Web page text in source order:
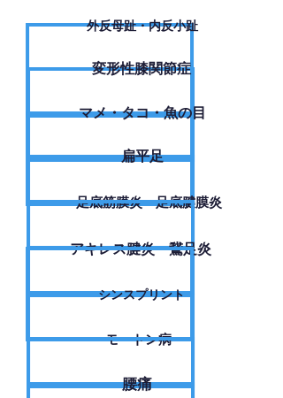
外反母趾・内反小趾
変形性膝関節症
​マメ・タコ・魚の目
扁平足
足底筋膜炎・足底腱膜炎
アキレス腱炎・鵞足炎
シンスプリント
モートン病
腰痛